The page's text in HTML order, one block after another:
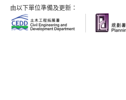
由以下單位準備及更新：